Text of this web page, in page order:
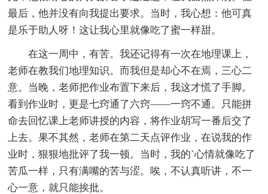
最后，他并没有向我提出要求。当时，我心想：他可真
是乐于助人呀！这让我心里就像吃了蜜一样甜。
在这一周中，有苦。我还记得有一次在地理课上，
老师在教我们地理知识。而我但是却心不在焉，三心二
意。当晚，老师把作业布置下来后，我这才慌了手脚。
看到作业时，更是七窍通了六窍——一窍不通。只能拼
命去回忆课上老师讲授的内容，将作业胡写一番后交了
上去。果不其然，老师在第二天点评作业，在说我的作
业时，狠狠地批评了我一顿。当时，我的`心情就像吃了
苦瓜一样，只有满嘴的苦与涩。唉，不认真听讲，不一
心一意，就只能挨批。